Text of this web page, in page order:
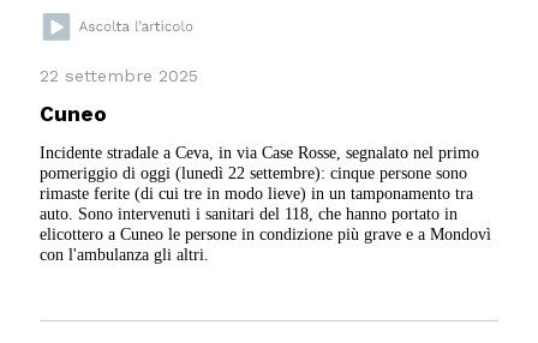
22 settembre 2025
Cuneo
Incidente stradale a Ceva, in via Case Rosse, segnalato nel primo
pomeriggio di oggi (lunedì 22 settembre): cinque persone sono
rimaste ferite (di cui tre in modo lieve) in un tamponamento tra
auto. Sono intervenuti i sanitari del 118, che hanno portato in
elicottero a Cuneo le persone in condizione più grave e a Mondovì
con l'ambulanza gli altri.